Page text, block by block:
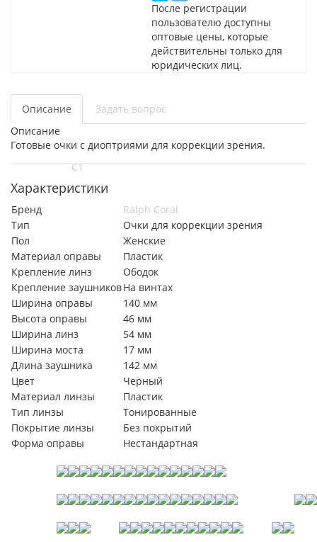
После регистрации
пользователю доступны
оптовые цены, которые
действительны только для
юридических лиц.
Описание
Задать вопрос
Описание
Готовые очки с диоптриями для коррекции зрения.
Характеристики
Бренд
Ralph Coral
Тип
Очки для коррекции зрения
Пол
Женские
Материал оправы
Пластик
Крепление линз
Ободок
Крепление заушниковНа винтах
Ширина оправы
140 мм
Высота оправы
46 мм
Ширина линз
54 мм
Ширина моста
17 мм
Длина заушника
142 мм
Цвет
Черный
Материал линзы
Пластик
Тип линзы
Тонированные
Покрытие линзы
Без покрытий
Форма оправы
Нестандартная